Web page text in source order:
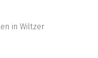
in Wiltzer